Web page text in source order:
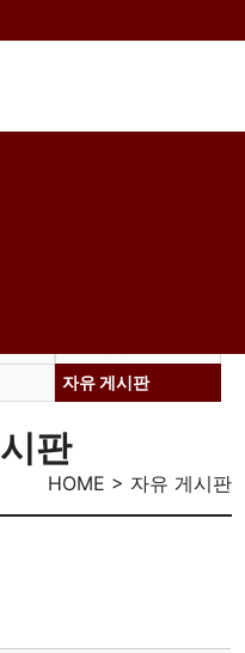
자유 게시판
판
HOME > 자유 게시판